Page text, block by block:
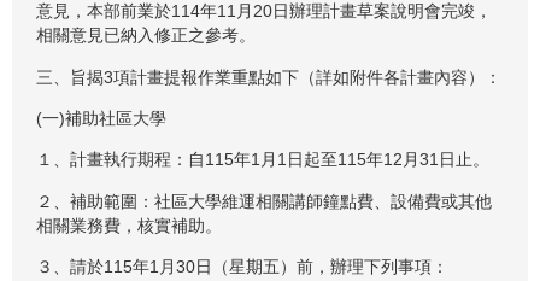
意見，本部前業於114年11月20日辦理計畫草案說明會完竣，
相關意見已納入修正之參考。
三、旨揭3項計畫提報作業重點如下（詳如附件各計畫內容）：
(一)補助社區大學
１、計畫執行期程：自115年1月1日起至115年12月31日止。
２、補助範圍：社區大學維運相關講師鐘點費、設備費或其他
相關業務費，核實補助。
３、請於115年1月30日（星期五）前，辦理下列事項：